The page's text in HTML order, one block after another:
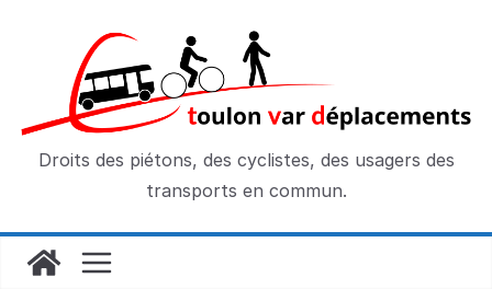
Droits des piétons, des cyclistes, des usagers des
transports en commun.